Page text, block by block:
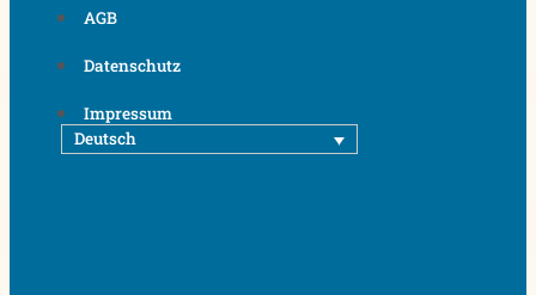
AGB
Datenschutz
Impressum
Deutsch